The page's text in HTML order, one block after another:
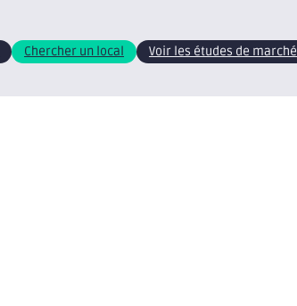
Chercher un local Voir les études de marché